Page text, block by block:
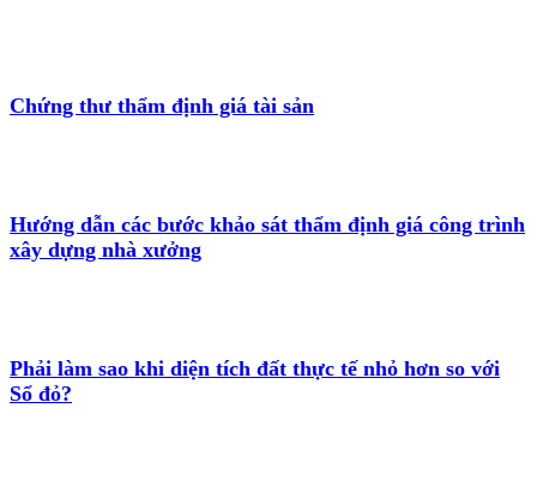
Chứng thư thẩm định giá tài sản
Hướng dẫn các bước khảo sát thẩm định giá công trình
xây dựng nhà xưởng
Phải làm sao khi diện tích đất thực tế nhỏ hơn so với
Sổ đỏ?